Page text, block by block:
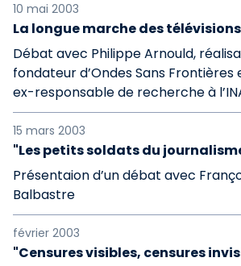
10 mai 2003
La longue marche des
Débat avec Philippe Arnould,
fondateur d’Ondes Sans Frontières
ex-responsable de recherche à
15 mars 2003
"Les petits soldats du
Présentaion d’un débat avec
Balbastre
février 2003
"Censures visibles, censures